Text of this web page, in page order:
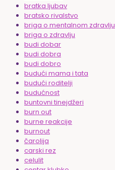
bratka ljubav
bratsko rivalstvo
briga o mentalnom zdravlju
briga o zdravlju
budi dobar
budi dobra
budi dobro
budući mama i tata
budući roditelji
budućnost
buntovni tinejdžeri
burn out
burne reakcije
burnout
čarolija
carski rez
celulit